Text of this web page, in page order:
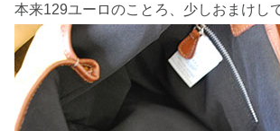
本来129ユーロのことろ、少しおまけし